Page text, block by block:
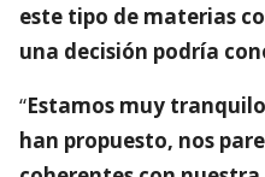
este tipo de materias
una decisión podría
“Estamos muy
han propuesto, nos